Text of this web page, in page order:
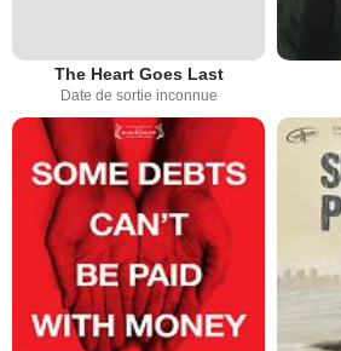
The Heart Goes Last
Date de sortie inconnue